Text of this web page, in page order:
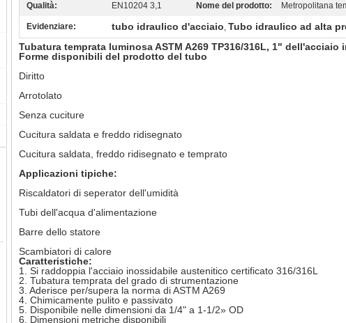
Qualità: EN10204 3,1 Nome del prodotto: Metropolitana
Evidenziare: tubo idraulico d'acciaio, Tubo idraulico ad alta
Tubatura temprata luminosa ASTM A269 TP316/316L, 1" dell'acciaio
Forme disponibili del prodotto del tubo
Diritto
Arrotolato
Senza cuciture
Cucitura saldata e freddo ridisegnato
Cucitura saldata, freddo ridisegnato e temprato
Applicazioni tipiche:
Riscaldatori di seperator dell'umidità
Tubi dell'acqua d'alimentazione
Barre dello statore
Scambiatori di calore
Caratteristiche:
1. Si raddoppia l'acciaio inossidabile austenitico certificato 316/316L
2. Tubatura temprata del grado di strumentazione
3. Aderisce per/supera la norma di ASTM A269
4. Chimicamente pulito e passivato
5. Disponibile nelle dimensioni da 1/4" a 1-1/2» OD
6. Dimensioni metriche disponibili